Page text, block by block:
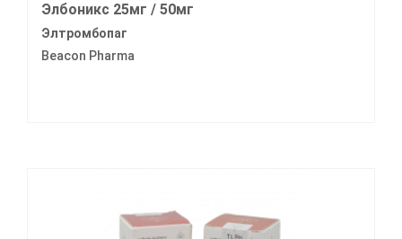
Элбоникс 25мг / 50мг
Элтромбопаг
Beacon Pharma